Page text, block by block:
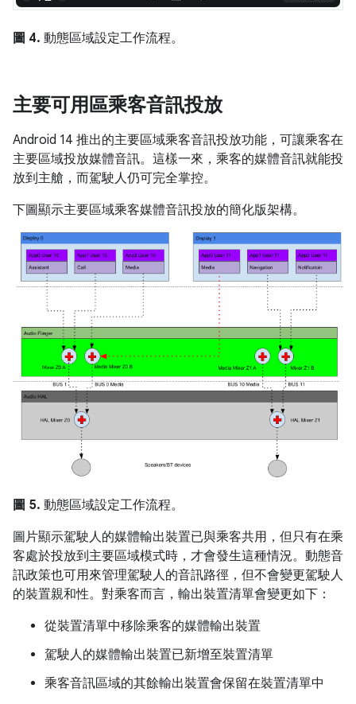
圖 4. 動態區域設定工作流程。
主要可用區乘客音訊投放
Android 14 推出的主要區域乘客音訊投放功能，可讓乘客在
主要區域投放媒體音訊。這樣一來，乘客的媒體音訊就能投
放到主艙，而駕駛人仍可完全掌控。
下圖顯示主要區域乘客媒體音訊投放的簡化版架構。
圖 5. 動態區域設定工作流程。
圖片顯示駕駛人的媒體輸出裝置已與乘客共用，但只有在乘
客處於投放到主要區域模式時，才會發生這種情況。動態音
訊政策也可用來管理駕駛人的音訊路徑，但不會變更駕駛人
的裝置親和性。對乘客而言，輸出裝置清單會變更如下：
從裝置清單中移除乘客的媒體輸出裝置
駕駛人的媒體輸出裝置已新增至裝置清單
乘客音訊區域的其餘輸出裝置會保留在裝置清單中